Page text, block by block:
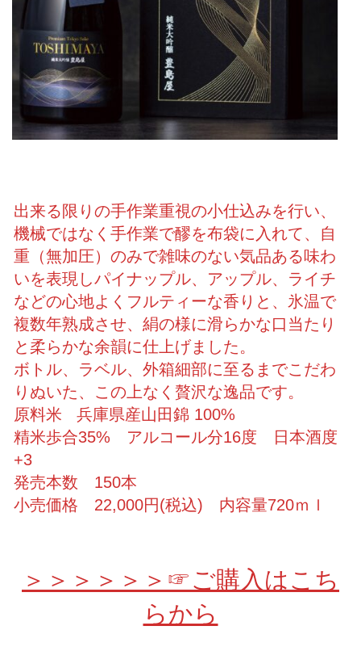
出来る限りの手作業重視の小仕込みを行い、
機械ではなく手作業で醪を布袋に入れて、自
重（無加圧）のみで雑味のない気品ある味わ
いを表現しパイナップル、アップル、ライチ
などの心地よくフルティーな香りと、氷温で
複数年熟成させ、絹の様に滑らかな口当たり
と柔らかな余韻に仕上げました。
ボトル、ラベル、外箱細部に至るまでこだわ
りぬいた、この上なく贅沢な逸品です。
原料米 兵庫県産山田錦 100%
精米歩合35% アルコール分16度 日本酒度
+3
発売本数 150本
小売価格 22,000円(税込) 内容量720ｍｌ
＞＞＞＞＞＞☞ご購入はこち
らから